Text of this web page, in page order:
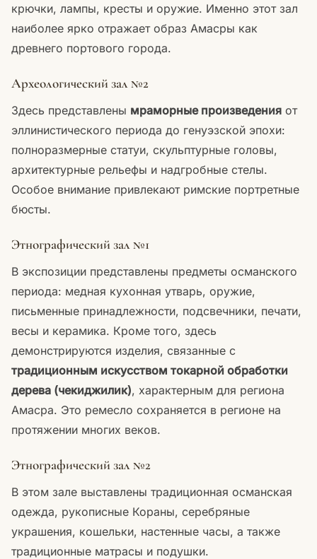
крючки, лампы, кресты и оружие. Именно этот зал
наиболее ярко отражает образ Амасры как
древнего портового города.
Археологический зал №2
Здесь представлены мраморные произведения от
эллинистического периода до генуэзской эпохи:
полноразмерные статуи, скульптурные головы,
архитектурные рельефы и надгробные стелы.
Особое внимание привлекают римские портретные
бюсты.
Этнографический зал №1
В экспозиции представлены предметы османского
периода: медная кухонная утварь, оружие,
письменные принадлежности, подсвечники, печати,
весы и керамика. Кроме того, здесь
демонстрируются изделия, связанные с
традиционным искусством токарной обработки
дерева (чекиджилик), характерным для региона
Амасра. Это ремесло сохраняется в регионе на
протяжении многих веков.
Этнографический зал №2
В этом зале выставлены традиционная османская
одежда, рукописные Кораны, серебряные
украшения, кошельки, настенные часы, а также
традиционные матрасы и подушки.